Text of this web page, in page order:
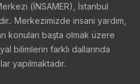
(İNSAMER), İstanbul
Merkezimizde insani yardım,
konuları başta olmak üzere
bilimlerin farklı dallarında
yapılmaktadır.